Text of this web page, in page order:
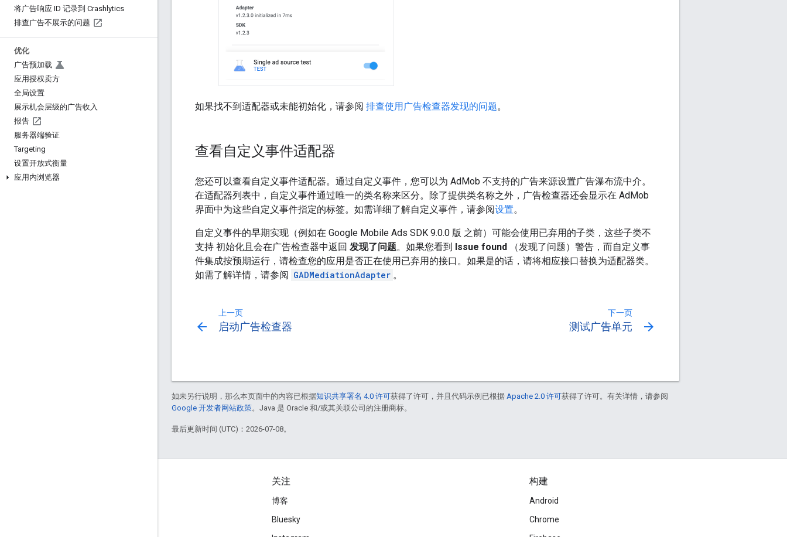
将广告响应 ID 记录到 Crashlytics
排查广告不展示的问题
优化
广告预加载
应用授权卖方
全局设置
展示机会层级的广告收入
报告
服务器端验证
Targeting
设置开放式衡量
应用内浏览器
如果找不到适配器或未能初始化，请参阅 排查使用广告检查器发现的问题。
查看自定义事件适配器
您还可以查看自定义事件适配器。通过自定义事件，您可以为 AdMob 不支持的广告来源设置广告瀑布流中介。
在适配器列表中，自定义事件通过唯一的类名称来区分。除了提供类名称之外，广告检查器还会显示在 AdMob
界面中为这些自定义事件指定的标签。如需详细了解自定义事件，请参阅设置。
自定义事件的早期实现（例如在 Google Mobile Ads SDK 9.0.0 版 之前）可能会使用已弃用的子类，这些子类不
支持 初始化且会在广告检查器中返回 发现了问题。如果您看到 Issue found （发现了问题）警告，而自定义事
件集成按预期运行，请检查您的应用是否正在使用已弃用的接口。如果是的话，请将相应接口替换为适配器类。
如需了解详情，请参阅 GADMediationAdapter 。
上一页
arrow_back 启动广告检查器
下一页
测试广告单元 arrow_forward
如未另行说明，那么本页面中的内容已根据知识共享署名 4.0 许可获得了许可，并且代码示例已根据 Apache 2.0 许可获得了许可。有关详情，请参阅
Google 开发者网站政策。Java 是 Oracle 和/或其关联公司的注册商标。
最后更新时间 (UTC)：2026-07-08。
关注
博客
Bluesky
构建
Android
Chrome